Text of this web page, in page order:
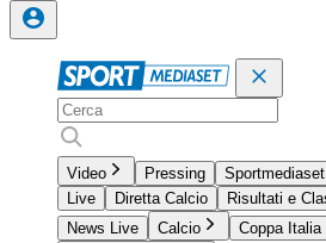
Video Pressing
Live
Diretta Calcio
Risultati e
News Live
Calcio Coppa Italia